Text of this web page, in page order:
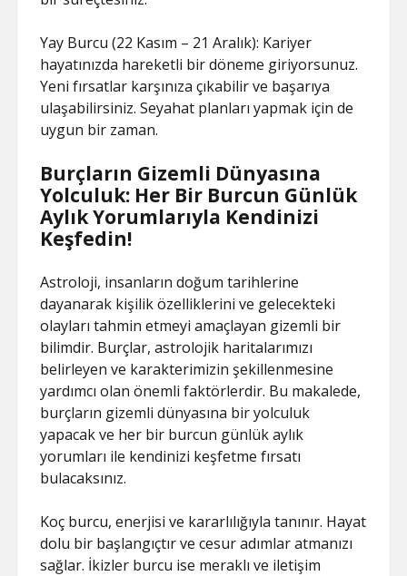
Yay Burcu (22 Kasım – 21 Aralık): Kariyer
hayatınızda hareketli bir döneme giriyorsunuz.
Yeni fırsatlar karşınıza çıkabilir ve başarıya
ulaşabilirsiniz. Seyahat planları yapmak için de
uygun bir zaman.
Burçların Gizemli Dünyasına
Yolculuk: Her Bir Burcun Günlük
Aylık Yorumlarıyla Kendinizi
Keşfedin!
Astroloji, insanların doğum tarihlerine
dayanarak kişilik özelliklerini ve gelecekteki
olayları tahmin etmeyi amaçlayan gizemli bir
bilimdir. Burçlar, astrolojik haritalarımızı
belirleyen ve karakterimizin şekillenmesine
yardımcı olan önemli faktörlerdir. Bu makalede,
burçların gizemli dünyasına bir yolculuk
yapacak ve her bir burcun günlük aylık
yorumları ile kendinizi keşfetme fırsatı
bulacaksınız.
Koç burcu, enerjisi ve kararlılığıyla tanınır. Hayat
dolu bir başlangıçtır ve cesur adımlar atmanızı
sağlar. İkizler burcu ise meraklı ve iletişim